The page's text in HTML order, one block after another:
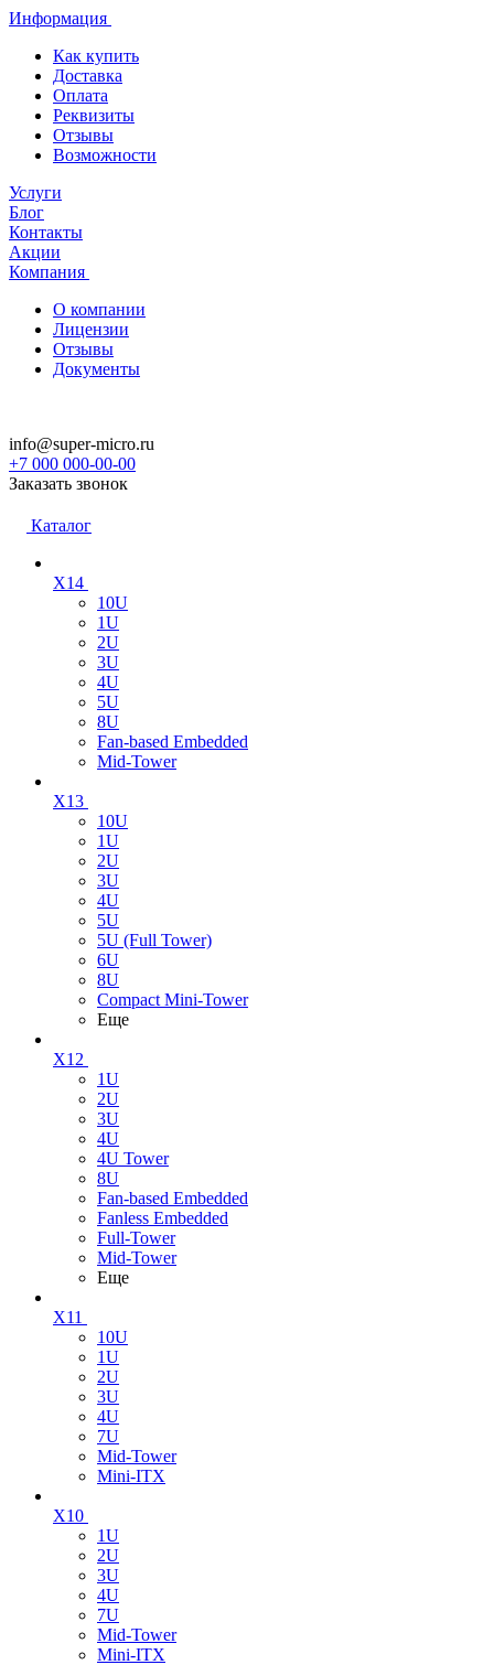
Информация
Как купить
Доставка
Оплата
Реквизиты
Отзывы
Возможности
Услуги
Блог
Контакты
Акции
Компания
О компании
Лицензии
Отзывы
Документы
info@super-micro.ru
+7 000 000-00-00
Заказать звонок
Каталог
X14
10U
1U
2U
3U
4U
5U
8U
Fan-based Embedded
Mid-Tower
X13
10U
1U
2U
3U
4U
5U
5U (Full Tower)
6U
8U
Compact Mini-Tower
Еще
X12
1U
2U
3U
4U
4U Tower
8U
Fan-based Embedded
Fanless Embedded
Full-Tower
Mid-Tower
Еще
X11
10U
1U
2U
3U
4U
7U
Mid-Tower
Mini-ITX
X10
1U
2U
3U
4U
7U
Mid-Tower
Mini-ITX